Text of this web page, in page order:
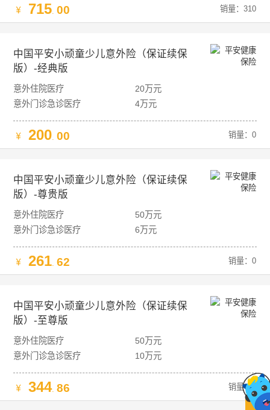
715. 00 销量：310
中国平安小顽童少儿意外险（保证续保
版）-经典版
意外住院医疗
20万元
意外门诊急诊医疗
4万元
200. 00 销量：0
中国平安小顽童少儿意外险（保证续保
版）-尊贵版
意外住院医疗
50万元
意外门诊急诊医疗
6万元
261. 62 销量：0
中国平安小顽童少儿意外险（保证续保
版）-至尊版
意外住院医疗
50万元
意外门诊急诊医疗
10万元
344. 86 销量：0